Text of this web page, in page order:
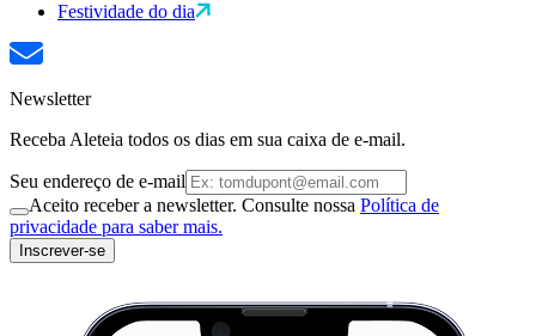
Festividade do dia
Newsletter
Receba Aleteia todos os dias em sua caixa de e-mail.
Seu endereço de e-mail
Aceito receber a newsletter. Consulte nossa Política de
privacidade para saber mais.
Inscrever-se